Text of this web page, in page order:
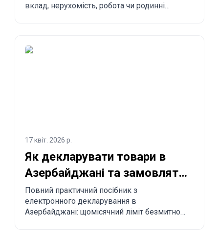
вклад, нерухомість, робота чи родинні
17 квіт. 2026 р.
Як декларувати товари в
Азербайджані та замовляти
з Китаю в Азербайджан?
Повний практичний посібник з
електронного декларування в
Азербайджані: щомісячний ліміт безмитного